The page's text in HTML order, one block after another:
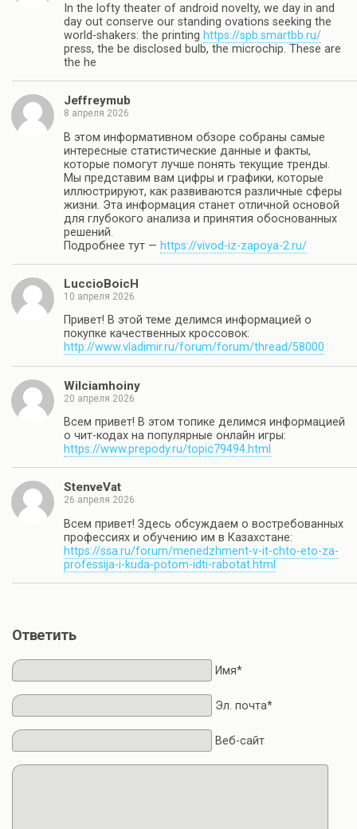
In the lofty theater of android novelty, we day in and
day out conserve our standing ovations seeking the
world-shakers: the printing https://spb.smartbb.ru/
press, the be disclosed bulb, the microchip. These are
the he
Jeffreymub
8 апреля 2026
В этом информативном обзоре собраны самые
интересные статистические данные и факты,
которые помогут лучше понять текущие тренды.
Мы представим вам цифры и графики, которые
иллюстрируют, как развиваются различные сферы
жизни. Эта информация станет отличной основой
для глубокого анализа и принятия обоснованных
решений.
Подробнее тут — https://vivod-iz-zapoya-2.ru/
LuccioBoicH
10 апреля 2026
Привет! В этой теме делимся информацией о
покупке качественных кроссовок:
http://www.vladimir.ru/forum/forum/thread/58000
Wilciamhoiny
20 апреля 2026
Всем привет! В этом топике делимся информацией
о чит-кодах на популярные онлайн игры:
https://www.prepody.ru/topic79494.html
StenveVat
26 апреля 2026
Всем привет! Здесь обсуждаем о востребованных
профессиях и обучению им в Казахстане:
https://ssa.ru/forum/menedzhment-v-it-chto-eto-za-
professija-i-kuda-potom-idti-rabotat.html
Ответить
Имя*
Эл. почта*
Веб-сайт